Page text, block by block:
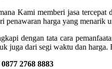
Kami memberi jasa
penawaran harga yang menarik
dengan tata cara
juga dari segi waktu dan
2768 8883